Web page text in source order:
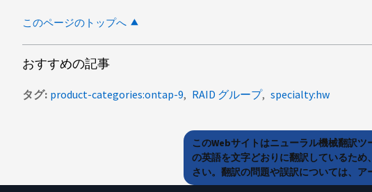
このページのトップへ
おすすめの記事
タグ product-categories:ontap-9 RAID グループ specialty:hw
このWebサイトはニューラル機械翻訳
の英語を文字どおりに翻訳しているた
さい。翻訳の問題や誤訳については、